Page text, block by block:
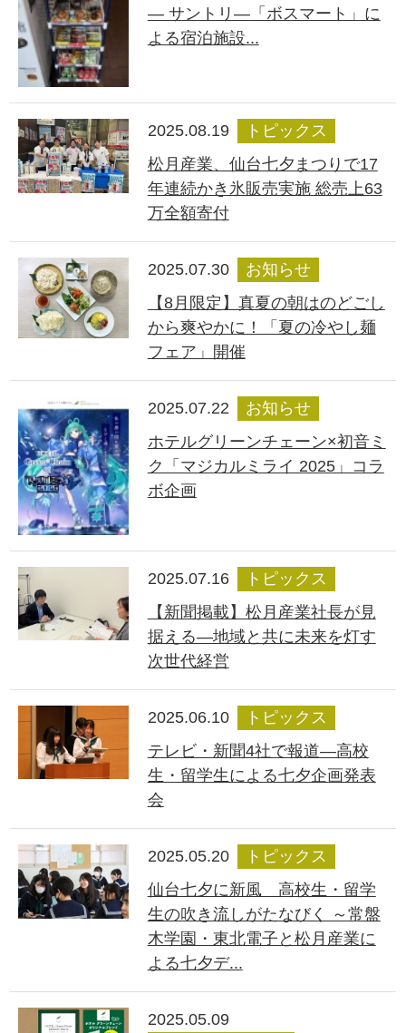
― サントリ―「ボスマート」に
よる宿泊施設...
2025.08.19
トピックス
松月産業、仙台七夕まつりで17
年連続かき氷販売実施 総売上63
万全額寄付
2025.07.30
お知らせ
【8月限定】真夏の朝はのどごし
から爽やかに！「夏の冷やし麺
フェア」開催
2025.07.22
お知らせ
ホテルグリーンチェーン×初音ミ
ク「マジカルミライ 2025」コラ
ボ企画
2025.07.16
トピックス
【新聞掲載】松月産業社長が見
据える―地域と共に未来を灯す
次世代経営
2025.06.10
トピックス
テレビ・新聞4社で報道―高校
生・留学生による七夕企画発表
会
2025.05.20
トピックス
仙台七夕に新風 高校生・留学
生の吹き流しがたなびく ～常盤
木学園・東北電子と松月産業に
よる七夕デ...
2025.05.09